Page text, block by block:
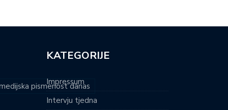
pismenost danas
KATEGORIJE
Impressum
Intervju tjedna